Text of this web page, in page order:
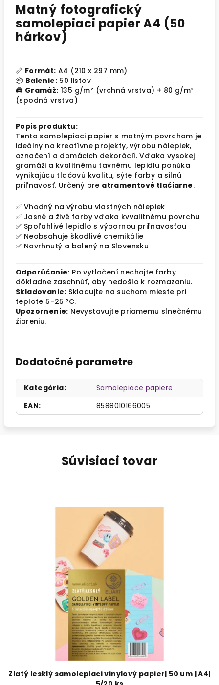
Matný fotografický
samolepiaci papier A4 (50
hárkov)
📏 Formát: A4 (210 x 297 mm)
📦 Balenie: 50 listov
🖨️ Gramáž: 135 g/m² (vrchná vrstva) + 80 g/m²
(spodná vrstva)
Popis produktu:
Tento samolepiaci papier s matným povrchom je
ideálny na kreatívne projekty, výrobu nálepiek,
označení a domácich dekorácií. Vďaka vysokej
gramáži a kvalitnému tavnému lepidlu ponúka
vynikajúcu tlačovú kvalitu, sýte farby a silnú
priľnavosť. Určený pre atramentové tlačiarne.
✅ Vhodný na výrobu vlastných nálepiek
✅ Jasné a živé farby vďaka kvvalitnému povrchu
✅ Spoľahlivé lepidlo s výbornou priľnavosťou
✅ Neobsahuje škodlivé chemikálie
✅ Navrhnutý a balený na Slovensku
Odporúčanie: Po vytlačení nechajte farby
dôkladne zaschnúť, aby nedošlo k rozmazaniu.
Skladovanie: Skladujte na suchom mieste pri
teplote 5–25 °C.
Upozornenie: Nevystavujte priamemu slnečnému
žiareniu.
Dodatočné parametre
Kategória:
Samolepiace papiere
EAN: 8588010166005
Súvisiaci tovar
Zlatý lesklý samolepiaci vinylový papier| 50 um | A4|